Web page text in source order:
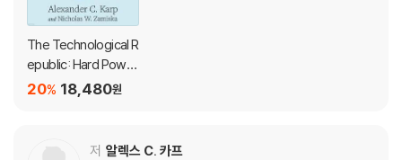
ilicon Valley have made the U.S. vulnerable in an era of mo
“Fascinating and important.”―Walter Isaacson, #1 New York
Times bestselling author of Elon Musk
ONE OF FINANCIAL TIMES’ MOST ANTICIPATED BOOKS OF THE
The Technological R
epublic: Hard Powe
r, Soft Belief, and th
18,480원
20%
저 알렉스 C. 카프